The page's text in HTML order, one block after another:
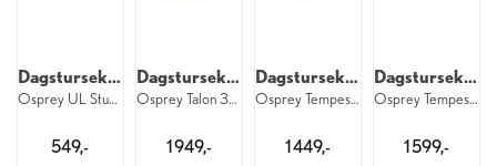
Dagstursekk 18 liter
Osprey UL Stuff Pack 18 001
549,-
Dagstursekk til herre
Osprey Talon 33 M 1084
1 949,-
Dagstursekk til dame
Osprey Tempest 11 W 1091
1 449,-
Dagstursekk til dame
Osprey Tempest 22 W 1083
1 599,-